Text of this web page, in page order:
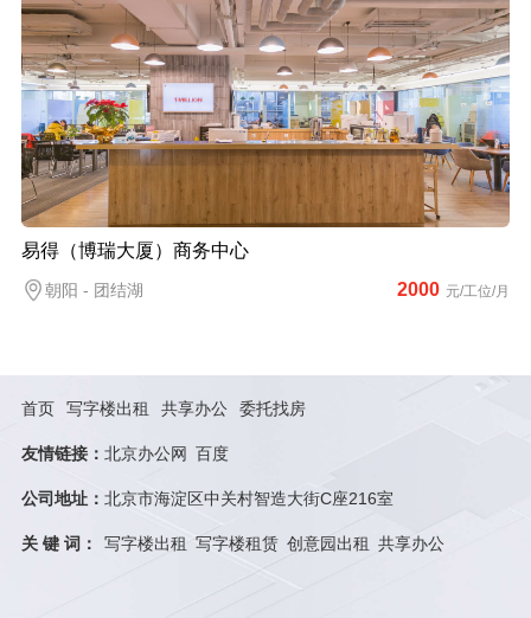
易得（博瑞大厦）商务中心
朝阳 - 团结湖 2000 元/工位/月
首页 写字楼出租 共享办公 委托找房
友情链接： 北京办公网 百度
公司地址： 北京市海淀区中关村智造大街C座216室
关 键 词： 写字楼出租 写字楼租赁 创意园出租 共享办公